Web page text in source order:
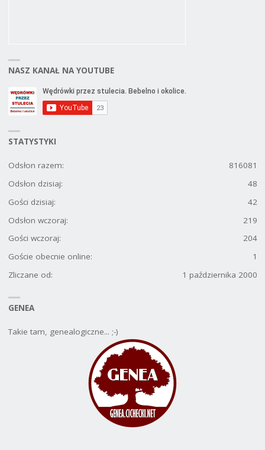
NASZ KANAŁ NA YOUTUBE
STATYSTYKI
816081
Odsłon razem:
48
Odsłon dzisiaj:
42
Gości dzisiaj:
219
Odsłon wczoraj:
204
Gości wczoraj:
1
Goście obecnie online:
1 października 2000
Zliczane od:
GENEA
Takie tam, genealogiczne... ;-)